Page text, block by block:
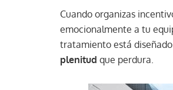
Cuando organizas
emocionalmente a tu
tratamiento está
plenitud que perdura.